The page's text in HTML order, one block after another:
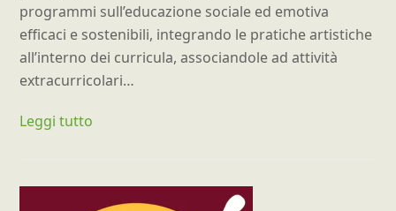
programmi sull’educazione sociale ed emotiva
efficaci e sostenibili, integrando le pratiche artistiche
all’interno dei curricula, associandole ad attività
extracurricolari…
Leggi tutto